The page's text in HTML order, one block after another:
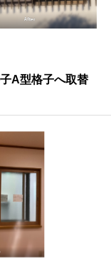
A型格子へ取替